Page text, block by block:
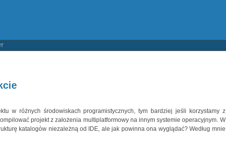
w różnych środowiskach programistycznych, tym bardziej jeśli korzystamy z
projekt z założenia multiplatformowy na innym systemie operacyjnym. W
katalogów niezależną od IDE, ale jak powinna ona wyglądać? Według mnie